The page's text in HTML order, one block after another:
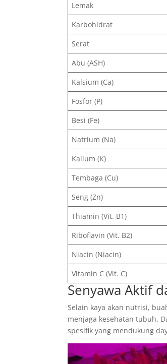
Lemak
Karbohidrat
Serat
Abu (ASH)
Kalsium (Ca)
Fosfor (P)
Besi (Fe)
Natrium (Na)
Kalium (K)
Tembaga (Cu)
Seng (Zn)
Thiamin (Vit. B1)
Riboflavin (Vit. B2)
Niacin (Niacin)
Vitamin C (Vit. C)
Senyawa Aktif
Selain kaya akan nutrisi,
menjaga kesehatan tubuh.
spesifik yang mendukung